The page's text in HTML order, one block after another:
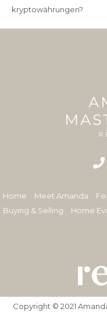
kryptowährungen?
Home Meet Amanda
Buying & Selling
Home
Copyright © 2021